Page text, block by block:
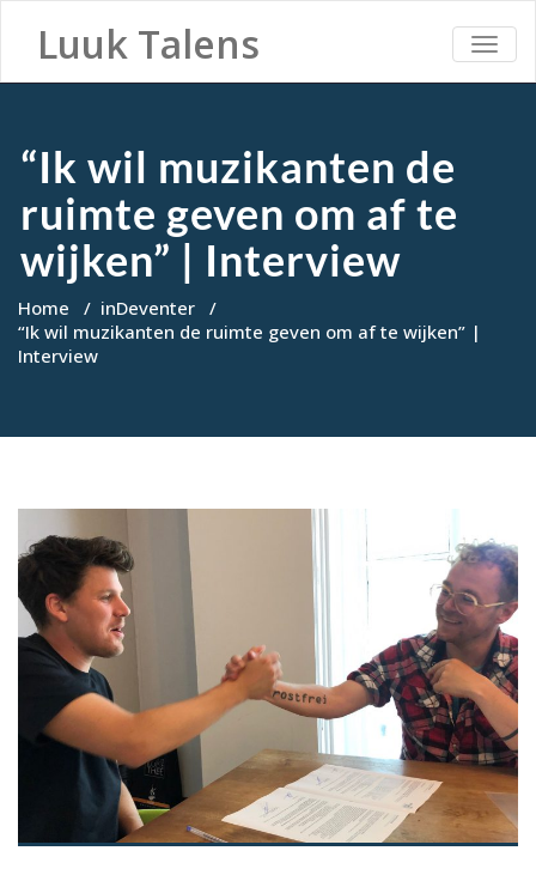
Luuk Talens
“Ik wil muzikanten de
ruimte geven om af te
wijken” | Interview
Home / inDeventer /
“Ik wil muzikanten de ruimte geven om af te wijken” |
Interview